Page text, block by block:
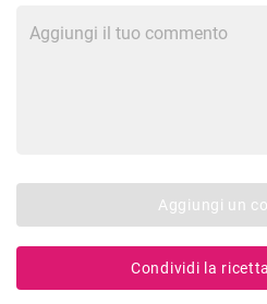
Aggiungi un
Condividi la